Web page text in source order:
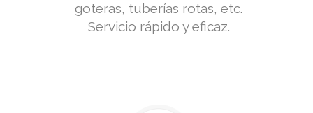
goteras, tuberías rotas, etc.
Servicio rápido y eficaz.